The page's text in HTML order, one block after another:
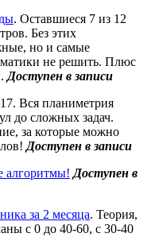
. Оставшиеся 7 из 12
Без этих
но и самые
не решить. Плюс
Доступен в записи
Вся планиметрия
до сложных задач.
за которые можно
Доступен в записи
алгоритмы! Доступен в
за 2 месяца. Теория,
с 0 до 40-60, с 30-40